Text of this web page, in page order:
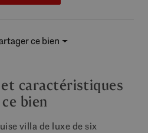
ce bien
caractéristiques
bien
villa de luxe de six